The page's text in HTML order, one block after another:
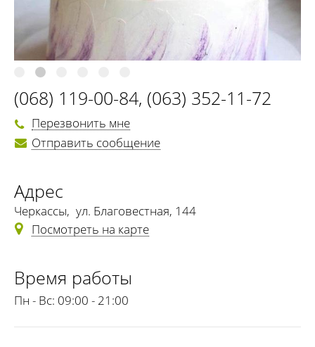
(068) 119-00-84, (063) 352-11-72
Перезвонить мне
Отправить сообщение
Адрес
Черкассы, ул. Благовестная, 144
Посмотреть на карте
Время работы
Пн - Вс: 09:00 - 21:00